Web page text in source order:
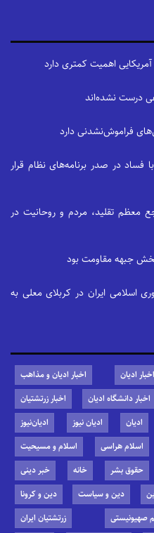
اهمیت کمتری دارد
درست نشده‌اند
فراموش‌نشدنی دارد
فساد در صدر برنامه‌های نظام قرار
معظم تقلید، مردم و روحانیت در
جبهه مقاومت بود
اسلامی ایران در کربلای معلی به
اخبار ادیان
اخبار ادیان و مذاهب
اخبار دانشگاه ادیان
اخبار زرتشتیان
ادیان ادیان نیوز
ادیان‌نیوز
اسلام هراسی
اسلام و مسیحیت
حقوق بشر خانه
خبر دینی
دین و سیاست
دین و کرونا
صهیونیستی زرتشتیان ایران